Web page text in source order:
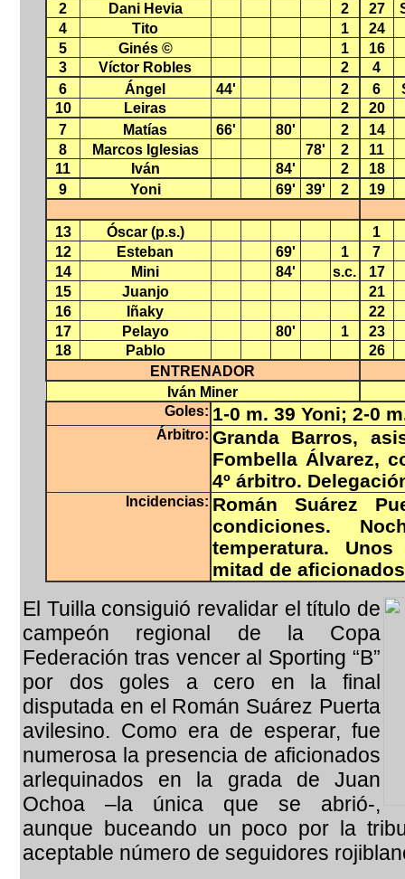
2
Dani Hevia 2 27
4
Tito 1
24
5
Ginés © 1
16
3
Víctor Robles 2
4
6
Ángel 44' 2 6
10
Leiras 2
20
7
Matías 66' 80' 2
14
8
Marcos Iglesias 78' 2
11
11
Iván 84' 2
18
9
Yoni 69' 39' 2 19
13 Óscar (p.s.)
1
12
Esteban 69' 1
7
14
Mini 84' s.c.
17
15
Juanjo
21
16
Iñaky
22
17
Pelayo 80' 1
23
18
Pablo
26
ENTRENADOR
Iván Miner
Goles: 1-0 m. 39 Yoni; 2-0
Árbitro: Granda Barros,
Fombella Álvarez,
4º árbitro.
Incidencias: Román Suárez
condiciones.
temperatura.
mitad de
El Tuilla consiguió revalidar el título de
campeón regional de la Copa
Federación tras vencer al Sporting “B”
por dos goles a cero en la final
disputada en el Román Suárez Puerta
avilesino. Como era de esperar, fue
numerosa la presencia de aficionados
arlequinados en la grada de Juan
Ochoa –la única que se abrió-,
aunque buceando un poco por la
aceptable número de seguidores